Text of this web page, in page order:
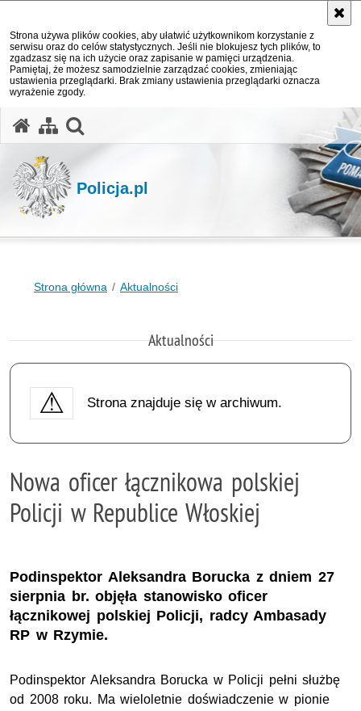
Strona używa plików cookies, aby ułatwić użytkownikom korzystanie z
serwisu oraz do celów statystycznych. Jeśli nie blokujesz tych plików, to
zgadzasz się na ich użycie oraz zapisanie w pamięci urządzenia.
Pamiętaj, że możesz samodzielnie zarządzać cookies, zmieniając
ustawienia przeglądarki. Brak zmiany ustawienia przeglądarki oznacza
wyrażenie zgody.
Policja.pl
Strona główna Aktualności
Aktualności
Strona znajduje się w archiwum.
Nowa oficer łącznikowa polskiej
Policji w Republice Włoskiej
Podinspektor Aleksandra Borucka z dniem 27
sierpnia br. objęła stanowisko oficer
łącznikowej polskiej Policji, radcy Ambasady
RP w Rzymie.
Podinspektor Aleksandra Borucka w Policji pełni służbę
od 2008 roku. Ma wieloletnie doświadczenie w pionie